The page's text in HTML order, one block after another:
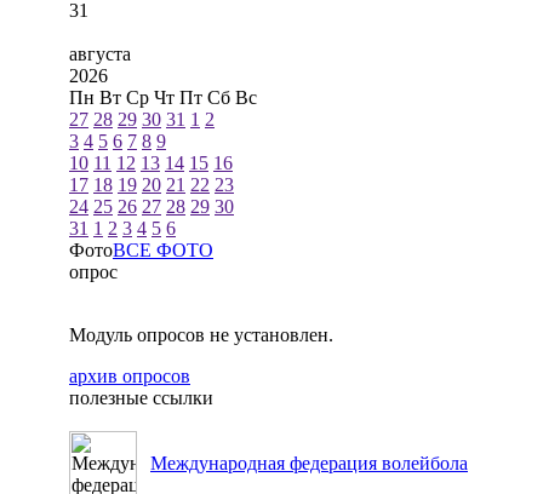
31
августа
2026
Пн Вт Ср Чт Пт Сб Вс
27 28 29 30 31 1 2
3 4 5 6 7 8 9
10 11 12 13 14 15 16
17 18 19 20 21 22 23
24 25 26 27 28 29 30
31 1 2 3 4 5 6
ФотоВСЕ ФОТО
опрос
Модуль опросов не установлен.
архив опросов
полезные ссылки
Международная федерация волейбола